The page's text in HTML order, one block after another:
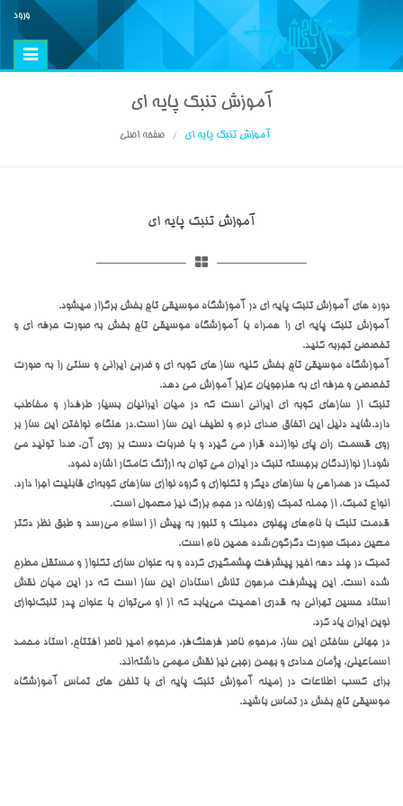
ورود
Toggle
آموزش تنبک پایه ای
آموزش تنبک پایه ای صفحه اصلی
آموزش تنبک پایه ای
دوره های آموزش تنبک پایه ای در آموزشگاه موسیقی تاج بخش برگزار میشود.
آموزش تنبک پایه ای را همراه با آموزشگاه موسیقی تاج بخش به صورت حرفه ای و
تخصصی تجربه کنید.
آموزشگاه موسیقی تاج بخش کلیه ساز های کوبه ای و ضربی ایرانی و سنتی را به صورت
تخصصی و حرفه ای به هنرجویان عزیز آموزش می دهد.
تنبک از سازهای کوبه ای ایرانی است که در میان ایرانیان بسیار طرفدار و مخاطب
دارد.شاید دلیل این اتفاق صدای نرم و لطیف این ساز است.در هنگام نواختن این ساز بر
روی قسمت ران پای نوازنده قرار می گیرد و با ضربات دست بر روی آن، صدا تولید می
شود.از نوازندگان برجسته تنبک در ایران می توان به ارژنگ کامکار اشاره نمود.
تمبک در همراهی با سازهای دیگر و تکنوازی و گروه نوازی سازهای کوبه‌ای قابلیت اجرا دارد.
انواع تمبک، از جمله تمبک زورخانه در حجم بزرگ نیز معمول است.
قدمت تنبک با نام‌های پهلوی دمبلک و تنبور به پیش از اسلام می‌رسد و طبق نظر دکتر
معین دمبک صورت دگرگون‌شده همین نام است.
تمبک در چند دهه اخیر پیشرفت چشمگیری کرده و به عنوان سازی تکنواز و مستقل مطرح
شده است. این پیشرفت مرهون تلاش استادان این ساز است که در این میان نقش
استاد حسین تهرانی به قدری اهمیت می‌یابد که از او می‌توان با عنوان پدر تنبک‌نوازی
نوین ایران یاد کرد.
در جهانی ساختن این ساز، مرحوم ناصر فرهنگ‌فر، مرحوم امیر ناصر افتتاح، استاد محمد
اسماعیلی، پژمان حدادی و بهمن رجبی نیز نقش مهمی داشته‌اند.
برای کسب اطلاعات در زمینه آموزش تنبک پایه ای با تلفن های تماس آموزشگاه
موسیقی تاج بخش در تماس باشید.